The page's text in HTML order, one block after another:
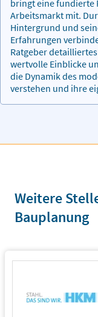
bringt eine fundierte
Arbeitsmarkt mit.
Hintergrund und
Erfahrungen
Ratgeber
wertvolle Einblicke
die Dynamik des
verstehen und ihre
Weitere
Bauplanung